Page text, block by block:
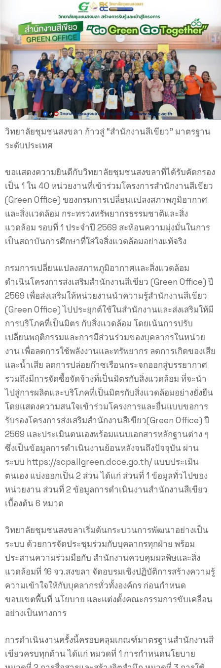
วิทยาลัยชุมชนสงขลา ก้าวสู่ “สำนักงานสีเขียว” มาตรฐาน
ระดับประเทศ
ขอแสดงความยินดีกับวิทยาลัยชุมชนสงขลาที่ได้รับคัดกรอง
เป็น 1 ใน 40 หน่วยงานที่เข้าร่วมโครงการสำนักงานสีเขียว
(Green Office) ของกรมการเปลี่ยนแปลงสภาพภูมิอากาศ
และสิ่งแวดล้อม กระทรวงทรัพยากรธรรมชาติและสิ่ง
แวดล้อม รอบที่ 1 ประจำปี 2569 สะท้อนความมุ่งมั่นในการ
เป็นสถาบันการศึกษาที่ใส่ใจสิ่งแวดล้อมอย่างแท้จริง
กรมการเปลี่ยนแปลงสภาพภูมิอากาศและสิ่งแวดล้อม
ดำเนินโครงการส่งเสริมสำนักงานสีเขียว (Green Office) ปี
2569 เพื่อส่งเสริมให้หน่วยงานนำความรู้สำนักงานสีเขียว
(Green Office) ไปประยุกต์ใช้ในสำนักงานและส่งเสริมให้มี
การบริโภคที่เป็นมิตร กับสิ่งแวดล้อม โดยเน้นการปรับ
เปลี่ยนพฤติกรรมและการมีส่วนร่วมของบุคลากรในหน่วย
งาน เพื่อลดการใช้พลังงานและทรัพยากร ลดการเกิดของเสีย
และน้ำเสีย ลดการปล่อยก๊าซเรือนกระจกออกสู่บรรยากาศ
รวมถึงมีการจัดซื้อจัดจ้างที่เป็นมิตรกับสิ่งแวดล้อม ที่จะนำ
ไปสู่การผลิตและบริโภคที่เป็นมิตรกับสิ่งแวดล้อมอย่างยั่งยืน
โดยแสดงความสนใจเข้าร่วมโครงการและยื่นแบบขอการ
รับรองโครงการส่งเสริมสำนักงานสีเขียว(Green Office) ปี
2569 และประเมินตนเองพร้อมแนบเอกสารหลักฐานต่าง ๆ
ซึ่งเป็นข้อมูลการดำเนินงานย้อนหลังจนถึงปัจจุบัน ผ่าน
ระบบ https://scpallgreen.dcce.go.th/ แบบประเมิน
ตนเอง แบ่งออกเป็น 2 ส่วน ได้แก่ ส่วนที่ 1 ข้อมูลทั่วไปของ
หน่วยงาน ส่วนที่ 2 ข้อมูลการดำเนินงานสำนักงานสีเขียว
เบื้องต้น 6 หมวด
วิทยาลัยชุมชนสงขลาเริ่มต้นกระบวนการพัฒนาอย่างเป็น
ระบบ ด้วยการจัดประชุมร่วมกับบุคลากรทุกฝ่าย พร้อม
ประสานความร่วมมือกับ สำนักงานควบคุมมลพิษและสิ่ง
แวดล้อมที่ 16 จว.สงขลา จัดอบรมเชิงปฏิบัติการสร้างความรู้
ความเข้าใจให้กับบุคลากรทั่วทั้งองค์กร ก่อนกำหนด
ขอบเขตพื้นที่ นโยบาย และแต่งตั้งคณะกรรมการขับเคลื่อน
อย่างเป็นทางการ
การดำเนินงานครั้งนี้ครอบคลุมเกณฑ์มาตรฐานสำนักงานสี
เขียวครบทุกด้าน ได้แก่ หมวดที่ 1 การกำหนดนโยบาย